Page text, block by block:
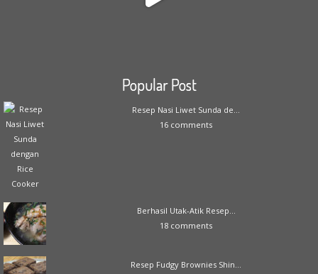
Popular Post
Resep Nasi Liwet Sunda de...
16 comments
Berhasil Utak-Atik Resep...
18 comments
Resep Fudgy Brownies Shin...